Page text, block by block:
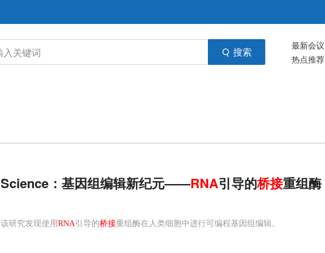
搜索 最新会议
热点推荐
Science：基因组编辑新纪元——RNA引导的桥接重组酶
该研究发现使用 RNA引导的桥接重组酶在人类细胞中进行可编程基因组编辑。